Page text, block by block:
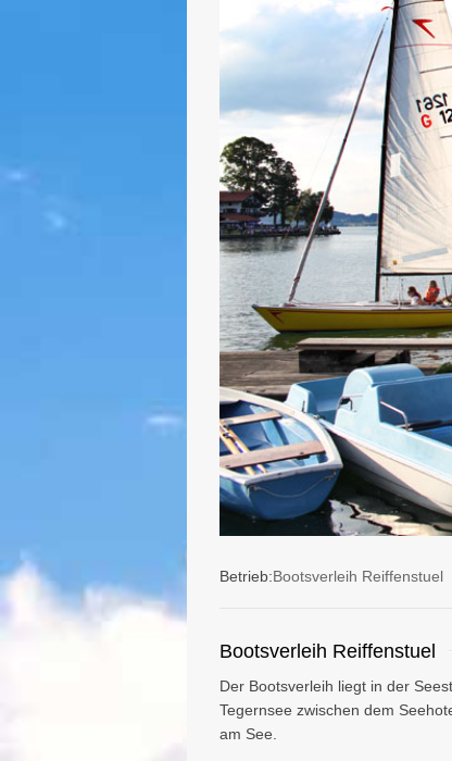
Betrieb:Bootsverleih Reiffenstuel
Bootsverleih Reiffenstuel
Der Bootsverleih liegt in der
Tegernsee zwischen dem
am See.